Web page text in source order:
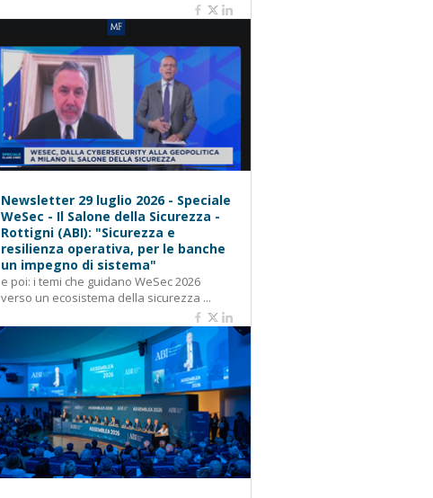
Newsletter 29 luglio 2026 - Speciale
WeSec - Il Salone della Sicurezza -
Rottigni (ABI): "Sicurezza e
resilienza operativa, per le banche
un impegno di sistema"
e poi: i temi che guidano WeSec 2026
verso un ecosistema della sicurezza ...